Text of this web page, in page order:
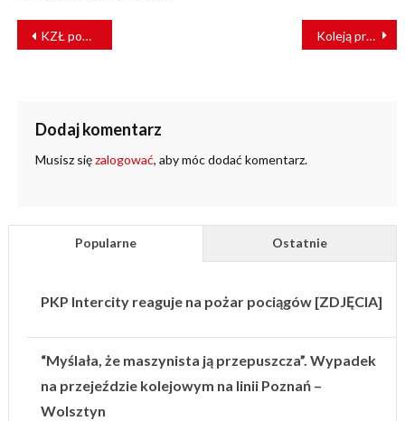
NAWIGACJA
WPISU
KZŁ podsumowały rok 2021 Koleją przez Kotlinę Jeleniogórską
Dodaj komentarz
Musisz sięzalogować, aby móc dodać komentarz.
Popularne Ostatnie
PKP Intercity reaguje na pożar pociągów [ZDJĘCIA]
“Myślała, że maszynista ją przepuszcza”. Wypadek
na przejeździe kolejowym na linii Poznań –
Wolsztyn